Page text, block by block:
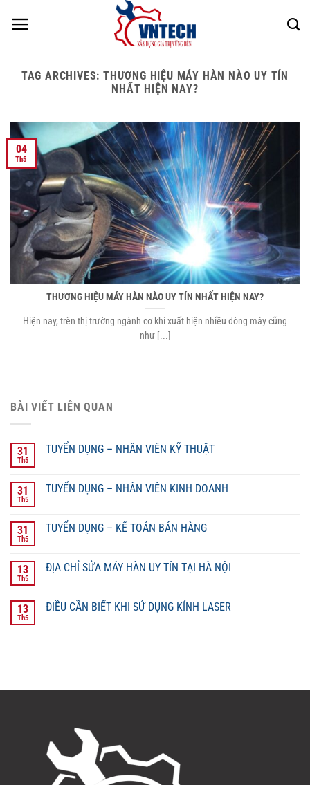
TAG ARCHIVES:THƯƠNG HIỆU MÁY HÀN NÀO UY TÍN
NHẤT HIỆN NAY?
THƯƠNG HIỆU MÁY HÀN NÀO UY TÍN NHẤT HIỆN NAY?
Hiện nay, trên thị trường ngành cơ khí xuất hiện nhiều dòng máy cũng
như [...]
04
Th5
BÀI VIẾT LIÊN QUAN
31
Th5
TUYỂN DỤNG – NHÂN VIÊN KỸ THUẬT
31
Th5
TUYỂN DỤNG – NHÂN VIÊN KINH DOANH
31
Th5
TUYỂN DỤNG – KẾ TOÁN BÁN HÀNG
13
Th5
ĐỊA CHỈ SỬA MÁY HÀN UY TÍN TẠI HÀ NỘI
13
Th5
ĐIỀU CẦN BIẾT KHI SỬ DỤNG KÍNH LASER